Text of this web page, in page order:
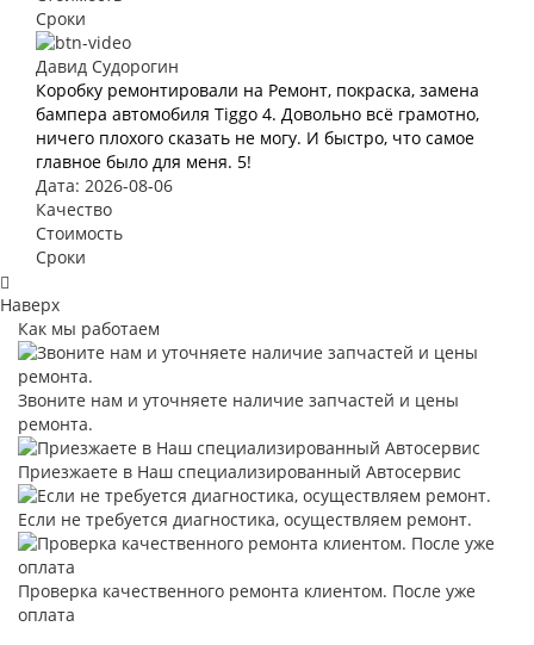
Сроки
Давид Судорогин
Коробку ремонтировали на Ремонт, покраска, замена
бампера автомобиля Tiggo 4. Довольно всё грамотно,
ничего плохого сказать не могу. И быстро, что самое
главное было для меня. 5!
Дата: 2026-08-06
Качество
Стоимость
Сроки
Наверх
Как мы работаем
Звоните нам и уточняете наличие запчастей и цены
ремонта.
Приезжаете в Наш специализированный Автосервис
Если не требуется диагностика, осуществляем ремонт.
Проверка качественного ремонта клиентом. После уже
оплата